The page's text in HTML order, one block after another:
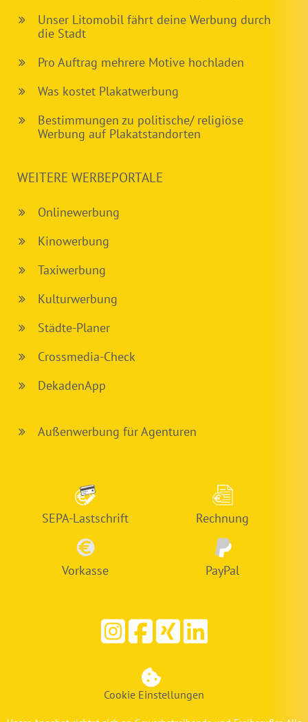
Unser Litomobil fährt deine Werbung durch
die Stadt
Pro Auftrag mehrere Motive hochladen
Was kostet Plakatwerbung
Bestimmungen zu politische/ religiöse
Werbung auf Plakatstandorten
WEITERE WERBEPORTALE
Onlinewerbung
Kinowerbung
Taxiwerbung
Kulturwerbung
Städte-Planer
Crossmedia-Check
DekadenApp
Außenwerbung für Agenturen
SEPA-Lastschrift Rechnung
Vorkasse PayPal
Cookie Einstellungen